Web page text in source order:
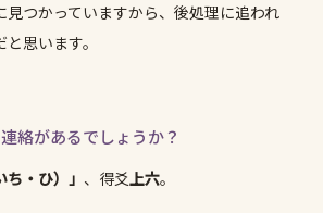
見つかっていますから、後処理に追われ
思います。
絡があるでしょうか？
ち・ひ）」 、得爻上六。